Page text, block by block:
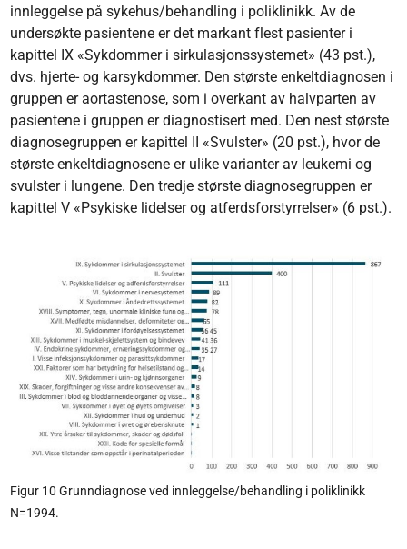
innleggelse på sykehus/behandling i poliklinikk. Av de
undersøkte pasientene er det markant flest pasienter i
kapittel IX «Sykdommer i sirkulasjonssystemet» (43 pst.),
dvs. hjerte- og karsykdommer. Den største enkeltdiagnosen i
gruppen er aortastenose, som i overkant av halvparten av
pasientene i gruppen er diagnostisert med. Den nest største
diagnosegruppen er kapittel II «Svulster» (20 pst.), hvor de
største enkeltdiagnosene er ulike varianter av leukemi og
svulster i lungene. Den tredje største diagnosegruppen er
kapittel V «Psykiske lidelser og atferdsforstyrrelser» (6 pst.).
Figur 10 Grunndiagnose ved innleggelse/behandling i poliklinikk
N=1994.